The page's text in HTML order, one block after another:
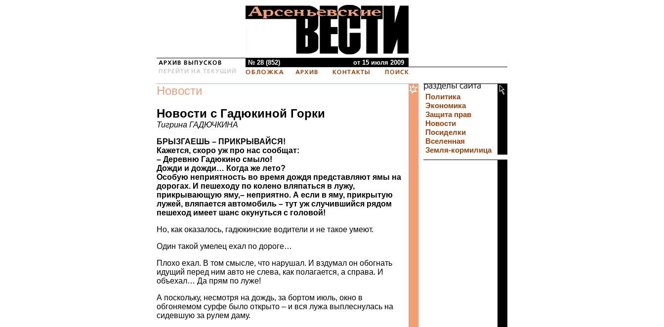
№ 28 (852) от 15 июля 2009
Новости
Новости с Гадюкиной Горки
Тигрина ГАДЮЧКИНА
БРЫЗГАЕШЬ – ПРИКРЫВАЙСЯ!
Кажется, скоро уж про нас сообщат:
– Деревню Гадюкино смыло!
Дожди и дожди… Когда же лето?
Особую неприятность во время дождя представляют ямы на
дорогах. И пешеходу по колено вляпаться в лужу,
прикрывающую яму,– неприятно. А если в яму, прикрытую
лужей, вляпается автомобиль – тут уж случившийся рядом
пешеход имеет шанс окунуться с головой!
Но, как оказалось, гадюкинские водители и не такое умеют.
Один такой умелец ехал по дороге…
Плохо ехал. В том смысле, что нарушал. И вздумал он обогнать
идущий перед ним авто не слева, как полагается, а справа. И
объехал… Да прям по луже!
А поскольку, несмотря на дождь, за бортом июль, окно в
обгоняемом сурфе было открыто – и вся лужа выплеснулась на
сидевшую за рулем даму.
Политика
Экономика
Защита прав
Новости
Посиделки
Вселенная
Земля-кормилица